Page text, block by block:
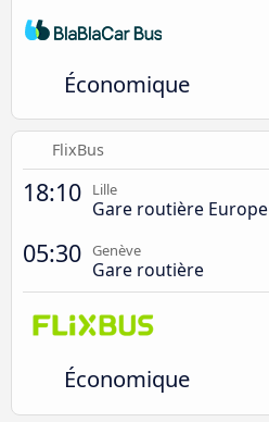
Économique
FlixBus
18:10 Lille
Gare routière Europe
05:30 Genève
Gare routière
Économique